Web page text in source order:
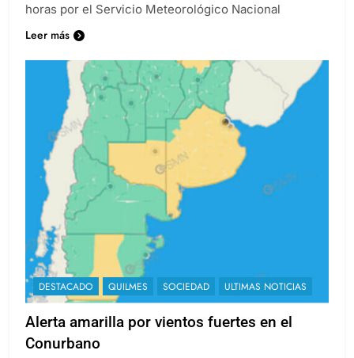
horas por el Servicio Meteorológico Nacional
Leer más
DESTACADO QUILMES SOCIEDAD ULTIMAS NOTICIAS
Alerta amarilla por vientos fuertes en el
Conurbano